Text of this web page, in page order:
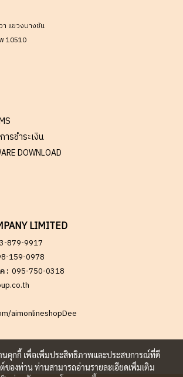
า แขวงบางชัน
10510
รชำระเงิน
DOWNLOAD
LIMITED
879-9917
159-0978
: 095-750-0318
aimonlineshopDee
นคุกกี้ เพื่อเพิ่มประสิทธิภาพและประสบการณ์ที่ดี
ต์ของท่าน ท่านสามารถอ่านรายละเอียดเพิ่มเติม